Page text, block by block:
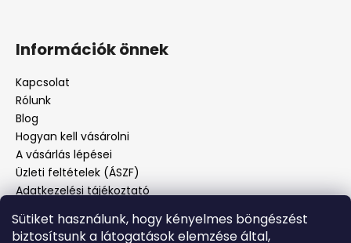
Sütiket használunk, hogy kényelmes böngészést
biztosítsunk a látogatások elemzése által,
Információk önnek
Kapcsolat
Rólunk
Blog
Hogyan kell vásárolni
A vásárlás lépései
Üzleti feltételek (ÁSZF)
Adatkezelési tájékoztató
Panaszjelenté